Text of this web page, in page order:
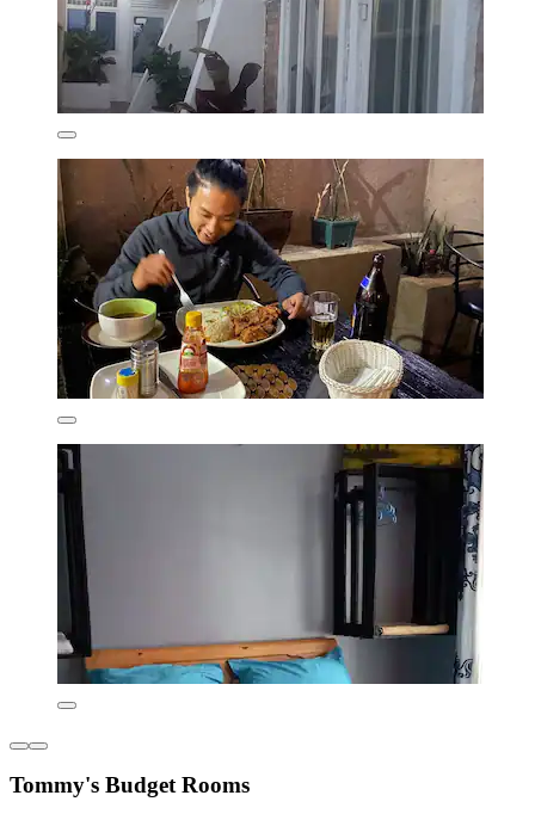
Tommy's Budget Rooms